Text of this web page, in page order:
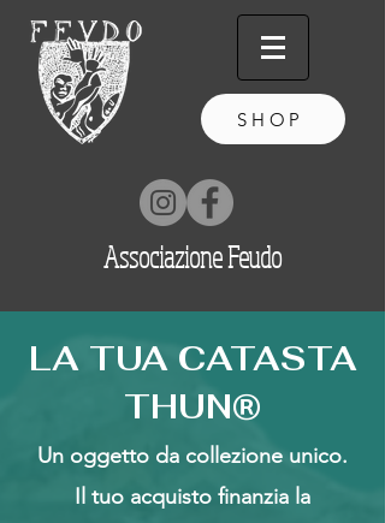
SHOP
Associazione Feudo
LA TUA CATASTA
THUN®
Un oggetto da collezione unico.
Il tuo acquisto finanzia la